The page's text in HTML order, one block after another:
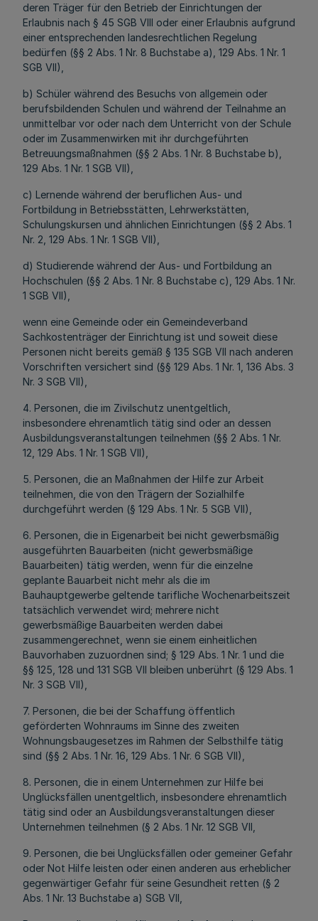
deren Träger für den Betrieb der Einrichtungen der
Erlaubnis nach § 45 SGB VIII oder einer Erlaubnis aufgrund
einer entsprechenden landesrechtlichen Regelung
bedürfen (§§ 2 Abs. 1 Nr. 8 Buchstabe a), 129 Abs. 1 Nr. 1
SGB VII),
b) Schüler während des Besuchs von allgemein oder
berufsbildenden Schulen und während der Teilnahme an
unmittelbar vor oder nach dem Unterricht von der Schule
oder im Zusammenwirken mit ihr durchgeführten
Betreuungsmaßnahmen (§§ 2 Abs. 1 Nr. 8 Buchstabe b),
129 Abs. 1 Nr. 1 SGB VII),
c) Lernende während der beruflichen Aus- und
Fortbildung in Betriebsstätten, Lehrwerkstätten,
Schulungskursen und ähnlichen Einrichtungen (§§ 2 Abs. 1
Nr. 2, 129 Abs. 1 Nr. 1 SGB VII),
d) Studierende während der Aus- und Fortbildung an
Hochschulen (§§ 2 Abs. 1 Nr. 8 Buchstabe c), 129 Abs. 1 Nr.
1 SGB VII),
wenn eine Gemeinde oder ein Gemeindeverband
Sachkostenträger der Einrichtung ist und soweit diese
Personen nicht bereits gemäß § 135 SGB VII nach anderen
Vorschriften versichert sind (§§ 129 Abs. 1 Nr. 1, 136 Abs. 3
Nr. 3 SGB VII),
4. Personen, die im Zivilschutz unentgeltlich,
insbesondere ehrenamtlich tätig sind oder an dessen
Ausbildungsveranstaltungen teilnehmen (§§ 2 Abs. 1 Nr.
12, 129 Abs. 1 Nr. 1 SGB VII),
5. Personen, die an Maßnahmen der Hilfe zur Arbeit
teilnehmen, die von den Trägern der Sozialhilfe
durchgeführt werden (§ 129 Abs. 1 Nr. 5 SGB VII),
6. Personen, die in Eigenarbeit bei nicht gewerbsmäßig
ausgeführten Bauarbeiten (nicht gewerbsmäßige
Bauarbeiten) tätig werden, wenn für die einzelne
geplante Bauarbeit nicht mehr als die im
Bauhauptgewerbe geltende tarifliche Wochenarbeitszeit
tatsächlich verwendet wird; mehrere nicht
gewerbsmäßige Bauarbeiten werden dabei
zusammengerechnet, wenn sie einem einheitlichen
Bauvorhaben zuzuordnen sind; § 129 Abs. 1 Nr. 1 und die
§§ 125, 128 und 131 SGB VII bleiben unberührt (§ 129 Abs. 1
Nr. 3 SGB VII),
7. Personen, die bei der Schaffung öffentlich
geförderten Wohnraums im Sinne des zweiten
Wohnungsbaugesetzes im Rahmen der Selbsthilfe tätig
sind (§§ 2 Abs. 1 Nr. 16, 129 Abs. 1 Nr. 6 SGB VII),
8. Personen, die in einem Unternehmen zur Hilfe bei
Unglücksfällen unentgeltlich, insbesondere ehrenamtlich
tätig sind oder an Ausbildungsveranstaltungen dieser
Unternehmen teilnehmen (§ 2 Abs. 1 Nr. 12 SGB VII,
9. Personen, die bei Unglücksfällen oder gemeiner Gefahr
oder Not Hilfe leisten oder einen anderen aus erheblicher
gegenwärtiger Gefahr für seine Gesundheit retten (§ 2
Abs. 1 Nr. 13 Buchstabe a) SGB VII,